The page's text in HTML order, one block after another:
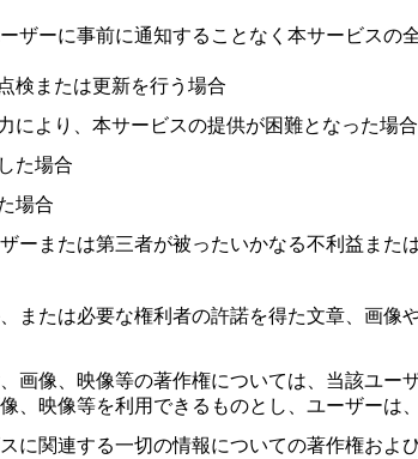
ザーに事前に通知することなく本サービスの
検または更新を行う場合
により、本サービスの提供が困難となった場合
た場合
場合
ーまたは第三者が被ったいかなる不利益また
または必要な権利者の許諾を得た文章、画像
画像、映像等の著作権については、当該ユ
、映像等を利用できるものとし、ユーザーは
に関連する一切の情報についての著作権お